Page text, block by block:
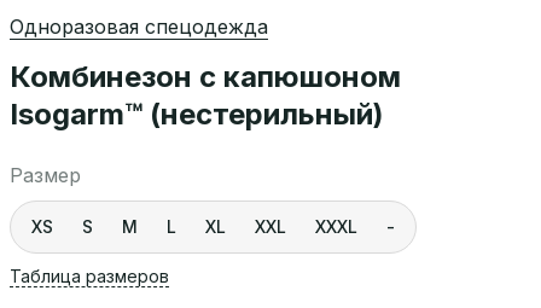
Одноразовая спецодежда
Комбинезон с капюшоном
Isogarm™ (нестерильный)
Размер
XS S M L XL XXL XXXL -
Таблица размеров